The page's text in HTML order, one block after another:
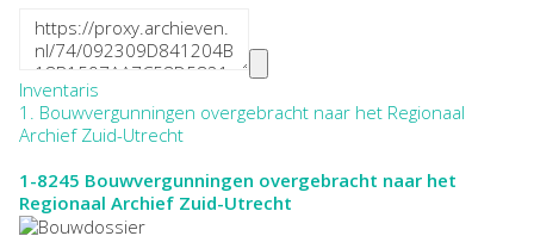
Inventaris
1. Bouwvergunningen overgebracht naar het Regionaal
Archief Zuid-Utrecht
1-8245 Bouwvergunningen overgebracht naar het
Regionaal Archief Zuid-Utrecht